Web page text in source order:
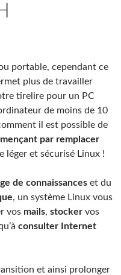
portable, cependant ce
plus de travailler
tirelire pour un PC
de moins de 10
il est possible de
par remplacer
léger et sécurisé Linux !
de connaissances et du
, un système Linux vous
vos mails, stocker vos
consulter Internet
et ainsi prolonger